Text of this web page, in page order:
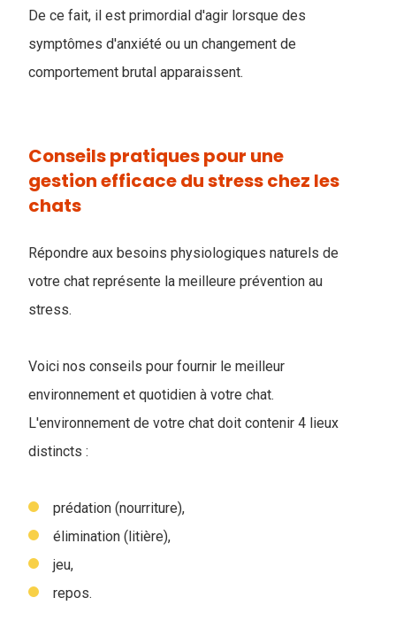
De ce fait, il est primordial d'agir lorsque des
symptômes d'anxiété ou un changement de
comportement brutal apparaissent.
Conseils pratiques pour une
gestion efficace du stress chez les
chats
Répondre aux besoins physiologiques naturels de
votre chat représente la meilleure prévention au
stress.
Voici nos conseils pour fournir le meilleur
environnement et quotidien à votre chat.
L'environnement de votre chat doit contenir 4 lieux
distincts :
prédation (nourriture),
élimination (litière),
jeu,
repos.